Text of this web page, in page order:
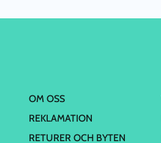
OM OSS
REKLAMATION
RETURER OCH BYTEN